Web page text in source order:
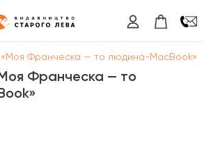
«Моя Франческа — то людина-MacBook»
Франческа — то